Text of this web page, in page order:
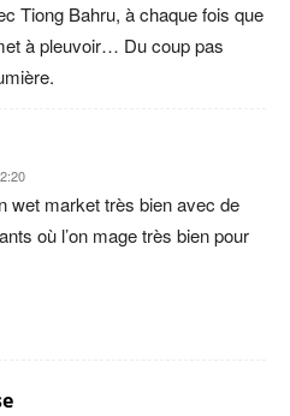
Tiong Bahru, à chaque fois que
à pleuvoir… Du coup pas
wet market très bien avec de
où l’on mage très bien pour